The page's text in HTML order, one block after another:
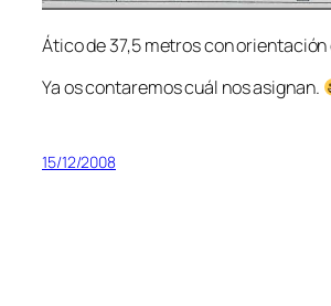
Ático de 37,5 metros con orientación
Ya os contaremos cuál nos asignan.
15/12/2008